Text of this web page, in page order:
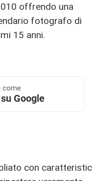
offrendo una
fotografo di
15 anni.
come
Google
con